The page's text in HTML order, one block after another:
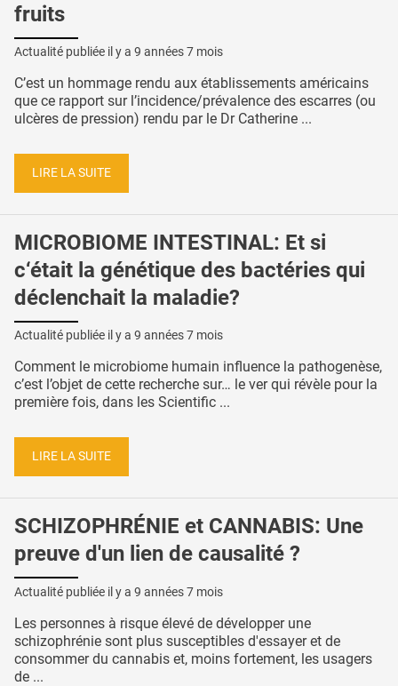
fruits
Actualité publiée il y a 9 années 7 mois
C’est un hommage rendu aux établissements américains
que ce rapport sur l’incidence/prévalence des escarres (ou
ulcères de pression) rendu par le Dr Catherine ...
LIRE LA SUITE
MICROBIOME INTESTINAL: Et si
c‘était la génétique des bactéries qui
déclenchait la maladie?
Actualité publiée il y a 9 années 7 mois
Comment le microbiome humain influence la pathogenèse,
c’est l’objet de cette recherche sur… le ver qui révèle pour la
première fois, dans les Scientific ...
LIRE LA SUITE
SCHIZOPHRÉNIE et CANNABIS: Une
preuve d'un lien de causalité ?
Actualité publiée il y a 9 années 7 mois
Les personnes à risque élevé de développer une
schizophrénie sont plus susceptibles d'essayer et de
consommer du cannabis et, moins fortement, les usagers
de ...